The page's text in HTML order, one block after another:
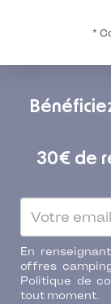
*
30€ de
En
offres
Politique de
tout moment.